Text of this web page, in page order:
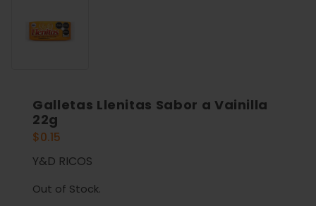
Galletas Llenitas Sabor a Vainilla
22g
$0.15
Y&D RICOS
Out of Stock.